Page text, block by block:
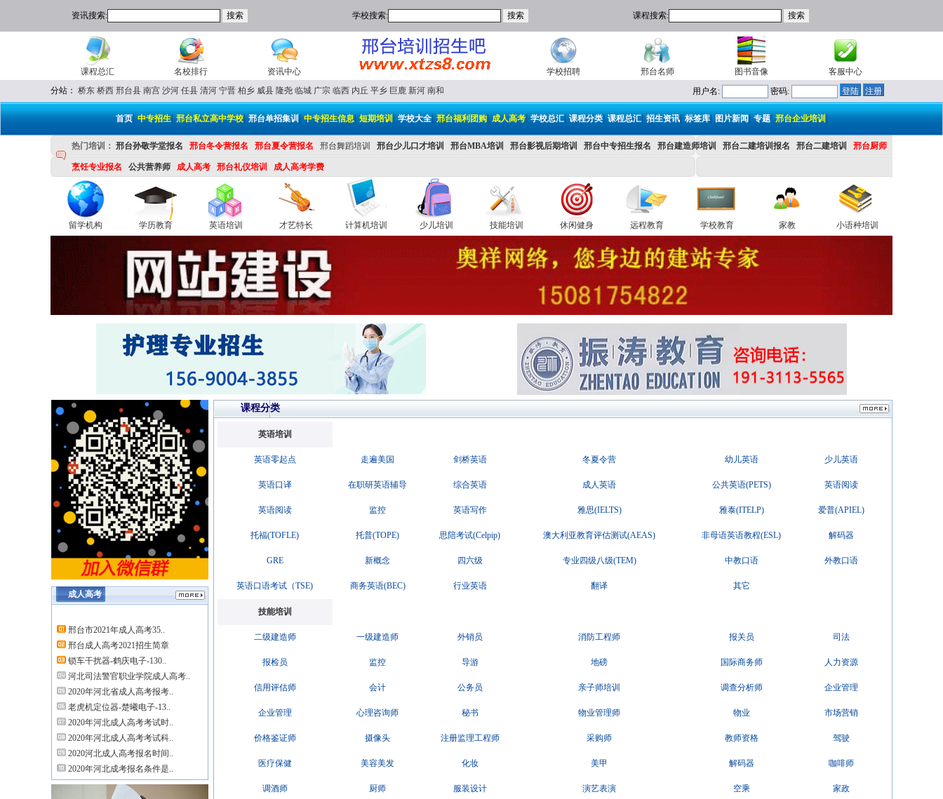
资讯搜索: 学校搜索: 课程搜索:
课程总汇 名校排行 资讯中心 学校招聘 邢台名师 图书音像
客服中心
分站： 桥东 桥西 邢台县 南宫 沙河 任县 清河 宁晋 柏乡 威县 隆尧 临城 广宗 临西 内丘 平乡 巨鹿 新河 南和 用户名: 密码:
首页|中专招生|邢台私立高中学校|邢台单招集训|中专招生信息|短期培训|学校大全|邢台福利团购|成人高考|学校总汇|课程分类|课程总汇|招生资讯|标签库|图片新闻|专题|邢台企业培训|
热门培训： 邢台孙敬学堂报名 邢台冬令营报名 邢台夏令营报名 邢台舞蹈培训 邢台少儿口才培训 邢台MBA培训 邢台影视后期培训 邢台中专招生报名 邢台建造师培训 邢台二建培训报名 邢台二建培训 邢台厨师
烹饪专业报名 公共营养师 成人高考 邢台礼仪培训 成人高考学费
留学机构 学历教育 英语培训 才艺特长 计算机培训 少儿培训 技能培训 休闲健身 远程教育 学校教育 家教 小语种培训
成人高考
邢台市2021年成人高考35..
邢台成人高考2021招生简章
锁车干扰器-鹤庆电子-130..
河北司法警官职业学院成人高考..
2020年河北省成人高考报考..
老虎机定位器-楚曦电子-13..
2020年河北成人高考考试时..
2020年河北成人高考考试科..
2020河北成人高考报名时间..
2020年河北成考报名条件是..
课程分类
英语培训
英语零起点 走遍美国 剑桥英语 冬夏令营 幼儿英语 少儿英语
英语口译 在职研英语辅导 综合英语 成人英语 公共英语(PETS) 英语阅读
英语阅读 监控 英语写作 雅思(IELTS) 雅泰(ITELP) 爱普(APIEL)
托福(TOFLE) 托普(TOPE) 思陪考试(Celpip) 澳大利亚教育评估测试(AEAS) 非母语英语教程(ESL) 解码器
GRE 新概念 四六级 专业四级八级(TEM) 中教口语 外教口语
英语口语考试（TSE) 商务英语(BEC) 行业英语 翻译 其它
技能培训
二级建造师 一级建造师 外销员 消防工程师 报关员 司法
报检员 监控 导游 地磅 国际商务师 人力资源
信用评估师 会计 公务员 亲子师培训 调查分析师 企业管理
企业管理 心理咨询师 秘书 物业管理师 物业 市场营销
价格鉴证师 摄像头 注册监理工程师 采购师 教师资格 驾驶
医疗保健 美容美发 化妆 美甲 解码器 咖啡师
调酒师 厨师 服装设计 演艺表演 空乘 家政